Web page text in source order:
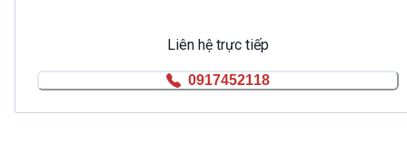
Liên hệ trực tiếp
0917452118